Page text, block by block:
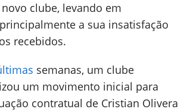
clube, levando em
a sua insatisfação
recebidos.
semanas, um clube
um movimento inicial para
contratual de Cristian Olivera